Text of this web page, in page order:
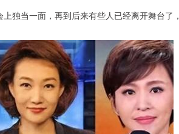
独当一面，再到后来有些人已经离开舞台了，